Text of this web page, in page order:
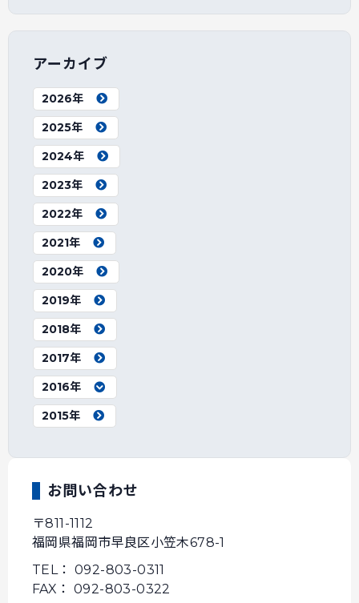
アーカイブ
2026年
2025年
2024年
2023年
2022年
2021年
2020年
2019年
2018年
2017年
2016年
2015年
お問い合わせ
〒811-1112
福岡県福岡市早良区小笠木678-1
TEL： 092-803-0311
FAX： 092-803-0322